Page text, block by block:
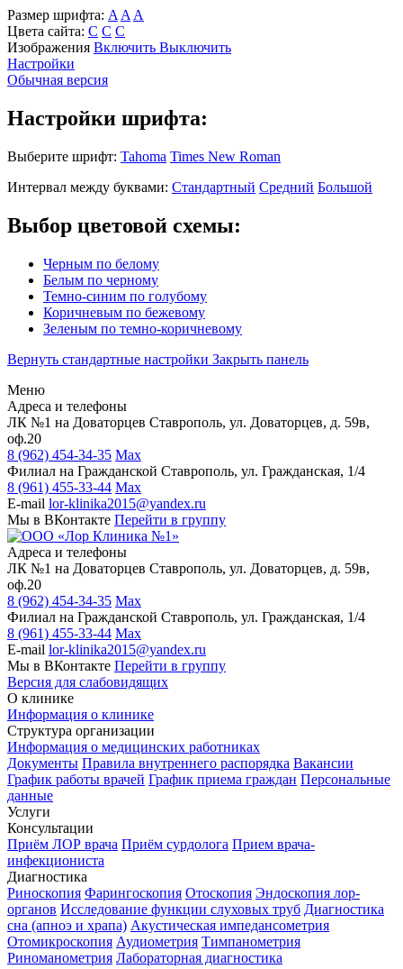
Размер шрифта: A A A
Цвета сайта: С С С
Изображения Включить Выключить
Настройки
Обычная версия
Настройки шрифта:
Выберите шрифт: Tahoma Times New Roman
Интервал между буквами: Стандартный Средний Большой
Выбор цветовой схемы:
Черным по белому
Белым по черному
Темно-синим по голубому
Коричневым по бежевому
Зеленым по темно-коричневому
Вернуть стандартные настройки Закрыть панель
Меню
Адреса и телефоны
ЛК №1 на Доваторцев Ставрополь, ул. Доваторцев, д. 59в,
оф.20
8 (962) 454-34-35 Max
Филиал на Гражданской Ставрополь, ул. Гражданская, 1/4
8 (961) 455-33-44 Max
E-mail lor-klinika2015@yandex.ru
Мы в ВКонтакте Перейти в группу
Адреса и телефоны
ЛК №1 на Доваторцев Ставрополь, ул. Доваторцев, д. 59в,
оф.20
8 (962) 454-34-35 Max
Филиал на Гражданской Ставрополь, ул. Гражданская, 1/4
8 (961) 455-33-44 Max
E-mail lor-klinika2015@yandex.ru
Мы в ВКонтакте Перейти в группу
Версия для слабовидящих
О клинике
Информация о клинике
Структура организации
Информация о медицинских работниках
Документы Правила внутреннего распорядка Вакансии
График работы врачей График приема граждан Персональные
данные
Услуги
Консультации
Приём ЛОР врача Приём сурдолога Прием врача-
инфекциониста
Диагностика
Риноскопия Фарингоскопия Отоскопия Эндоскопия лор-
органов Исследование функции слуховых труб Диагностика
сна (апноэ и храпа) Акустическая импедансометрия
Отомикроскопия Аудиометрия Тимпанометрия
Риноманометрия Лабораторная диагностика